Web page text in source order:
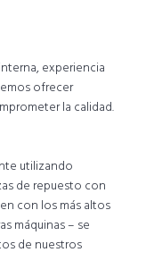
experiencia
ofrecer
la calidad.
utilizando
de repuesto con
con los más altos
máquinas – se
de nuestros